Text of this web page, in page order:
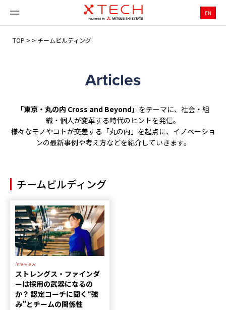
EN
TOP > > チームビルディング
Articles
「東京・丸の内 Cross and Beyond」 をテーマに、社会・組
織・個人が変革する時代のヒントを発信。
様々なモノやコトが交差する「丸の内」を起点に、イノベーショ
ンの最新事例や考え方などを紹介していきます。
チームビルディング
Interview
ストレングス・ファインダ
ーは採用の武器になるの
か？ 認定コーチに聞く“強
み”とチームの関係性